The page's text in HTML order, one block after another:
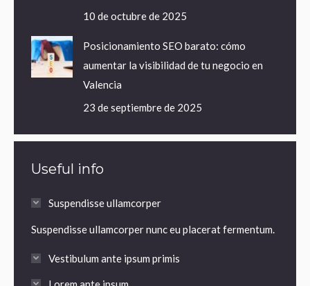
10 de octubre de 2025
Posicionamiento SEO barato: cómo
aumentar la visibilidad de tu negocio en
Valencia
23 de septiembre de 2025
Useful info
Suspendisse ullamcorper
Suspendisse ullamcorper nunc eu placerat fermentum.
Vestibulum ante ipsum primis